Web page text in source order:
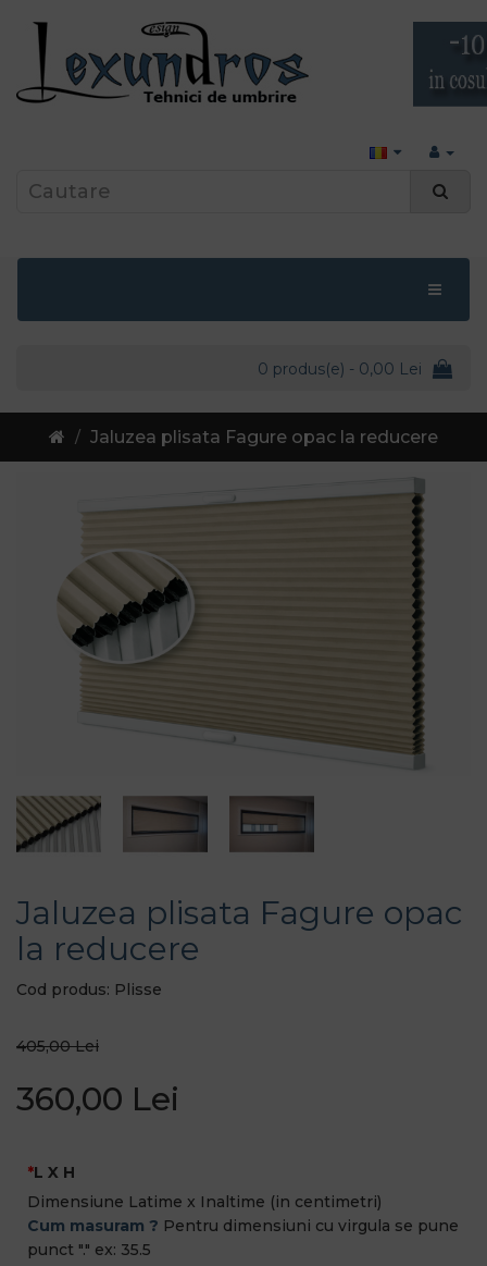
0 produs(e) - 0,00 Lei
Jaluzea plisata Fagure opac la reducere
Jaluzea plisata Fagure opac
la reducere
Cod produs: Plisse
405,00 Lei
360,00 Lei
L X H
Dimensiune Latime x Inaltime (in centimetri)
Cum masuram ? Pentru dimensiuni cu virgula se pune
punct "." ex: 35.5